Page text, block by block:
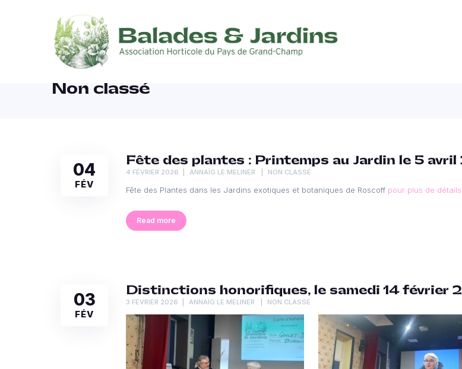
Non classé
04
FÉV
Fête des plantes : Printemps au Jardin le 5
4 FÉVRIER 2026 ANNAÏG LE MELINER NON CLASSÉ
Fête des Plantes dans les Jardins exotiques et botaniques de Roscoff pour plus de détails
Read more
03
FÉV
Distinctions honorifiques, le samedi 14 février
3 FÉVRIER 2026 ANNAÏG LE MELINER NON CLASSÉ